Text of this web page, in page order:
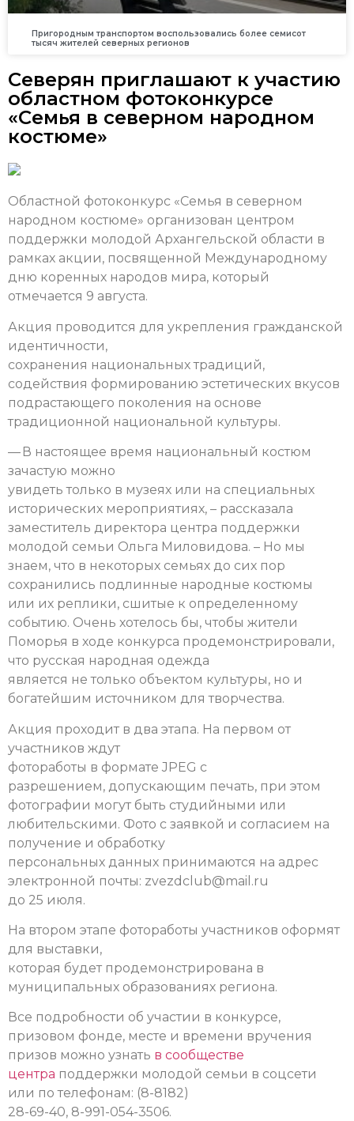
Пригородным транспортом воспользовались более семисот
тысяч жителей северных регионов
Северян приглашают к участию
областном фотоконкурсе
«Семья в северном народном
костюме»
Областной фотоконкурс «Семья в северном
народном костюме» организован центром
поддержки молодой Архангельской области в
рамках акции, посвященной Международному
дню коренных народов мира, который
отмечается 9 августа.
Акция проводится для укрепления гражданской
идентичности,
сохранения национальных традиций,
содействия формированию эстетических вкусов
подрастающего поколения на основе
традиционной национальной культуры.
— В настоящее время национальный костюм
зачастую можно
увидеть только в музеях или на специальных
исторических мероприятиях, – рассказала
заместитель директора центра поддержки
молодой семьи Ольга Миловидова. – Но мы
знаем, что в некоторых семьях до сих пор
сохранились подлинные народные костюмы
или их реплики, сшитые к определенному
событию. Очень хотелось бы, чтобы жители
Поморья в ходе конкурса продемонстрировали,
что русская народная одежда
является не только объектом культуры, но и
богатейшим источником для творчества.
Акция проходит в два этапа. На первом от
участников ждут
фотоработы в формате JPEG с
разрешением, допускающим печать, при этом
фотографии могут быть студийными или
любительскими. Фото с заявкой и согласием на
получение и обработку
персональных данных принимаются на адрес
электронной почты: zvezdclub@mail.ru
до 25 июля.
На втором этапе фотоработы участников оформят
для выставки,
которая будет продемонстрирована в
муниципальных образованиях региона.
Все подробности об участии в конкурсе,
призовом фонде, месте и времени вручения
призов можно узнать в сообществе
центра поддержки молодой семьи в соцсети
или по телефонам: (8-8182)
28-69-40, 8-991-054-3506.